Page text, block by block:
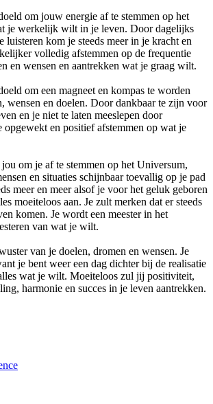
om jouw energie af te stemmen op het
je werkelijk wilt in je leven. Door dagelijks
luisteren kom je steeds meer in je kracht en
volledig afstemmen op de frequentie
en wensen en aantrekken wat je graag wilt.
om een magneet en kompas te worden
wensen en doelen. Door dankbaar te zijn voor
en je niet te laten meeslepen door
en positief afstemmen op wat je
om je af te stemmen op het Universum,
en situaties schijnbaar toevallig op je pad
meer en meer alsof je voor het geluk geboren
moeiteloos aan. Je zult merken dat er steeds
komen. Je wordt een meester in het
van wat je wilt.
van je doelen, dromen en wensen. Je
je bent weer een dag dichter bij de realisatie
wat je wilt. Moeiteloos zul jij positiviteit,
harmonie en succes in je leven aantrekken.